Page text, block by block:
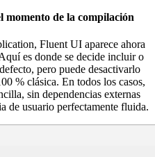
de la compilación
Fluent UI aparece ahora
es donde se decide incluir o
pero puede desactivarlo
% clásica. En todos los casos,
sin dependencias externas
de usuario perfectamente fluida.